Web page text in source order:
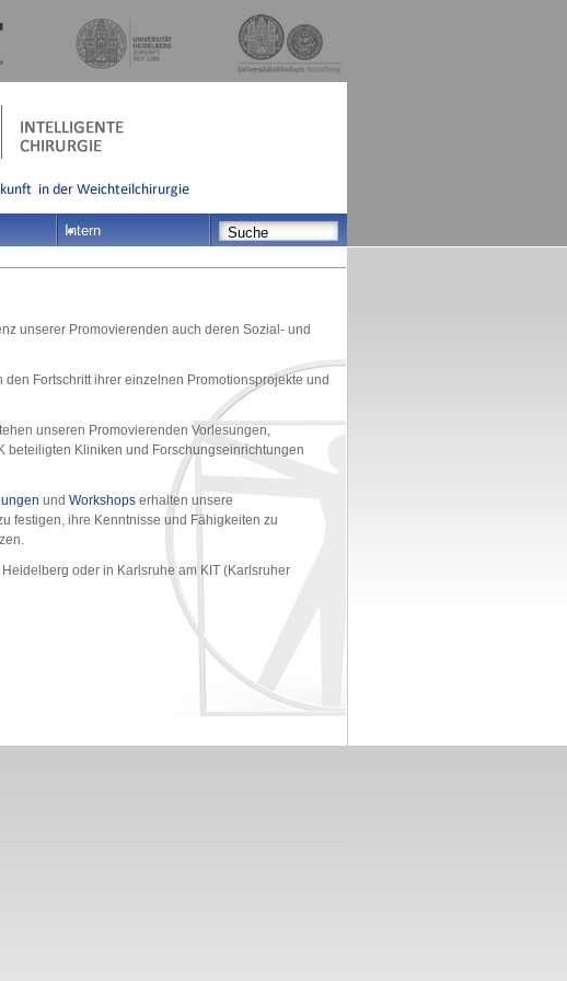
Intern
unserer Promovierenden auch deren Sozial- und
Fortschritt ihrer einzelnen Promotionsprojekte und
unseren Promovierenden Vorlesungen,
beteiligten Kliniken und Forschungseinrichtungen
und Workshopserhalten unsere
festigen, ihre Kenntnisse und Fähigkeiten zu
oder in Karlsruhe am KIT (Karlsruher